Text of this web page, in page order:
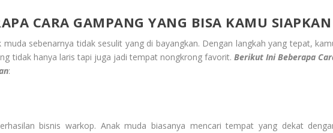
CARA GAMPANG YANG BISA KAMU SIAPKAN
sebenarnya tidak sesulit yang di bayangkan. Dengan langkah yang tepat,
tidak hanya laris tapi juga jadi tempat nongkrong favorit.Berikut Ini Beberapa
:
bisnis warkop. Anak muda biasanya mencari tempat yang dekat